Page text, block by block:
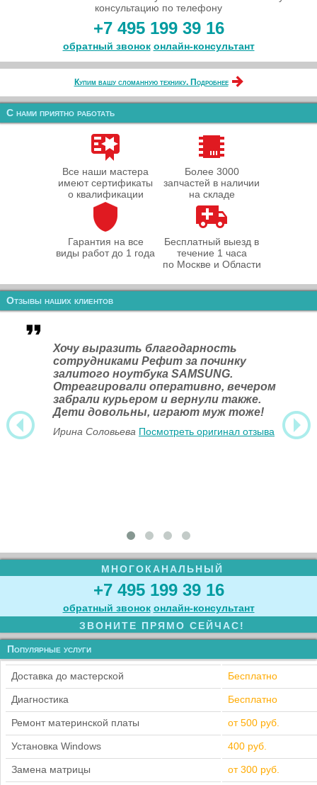
консультацию по телефону
+7 495 199 39 16
обратный звонок онлайн‑консультант
Купим вашу сломанную технику. Подробнее
С нами приятно работать
Все наши мастера
имеют сертификаты
о квалификации
Более 3000
запчастей в наличии
на складе
Гарантия на все
виды работ до 1 года
Бесплатный выезд в
течение 1 часа
по Москве и Области
Отзывы наших клиентов
Хочу выразить благодарность
сотрудниками Рефит за починку
залитого ноутбука SAMSUNG.
Отреагировали оперативно, вечером
забрали курьером и вернули также.
Дети довольны, играют муж тоже!
Ирина Соловьева Посмотреть оригинал отзыва
МНОГОКАНАЛЬНЫЙ
+7 495 199 39 16
обратный звонок онлайн‑консультант
ЗВОНИТЕ ПРЯМО СЕЙЧАС!
Популярные услуги
Доставка до мастерской Бесплатно
Диагностика Бесплатно
Ремонт материнской платы от 500 руб.
Установка Windows 400 руб.
Замена матрицы от 300 руб.